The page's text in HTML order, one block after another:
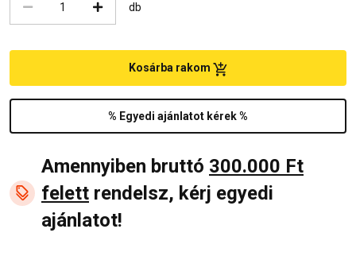
db
% Egyedi ajánlatot kérek %
Kosárba rakom
Amennyiben bruttó 300.000 Ft
felett rendelsz, kérj egyedi
ajánlatot!